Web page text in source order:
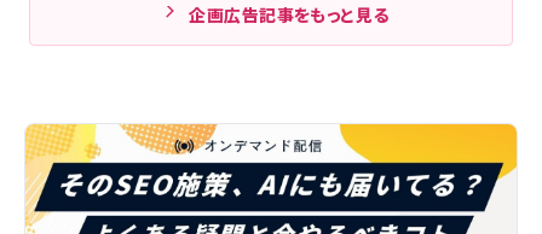
企画広告記事をもっと見る